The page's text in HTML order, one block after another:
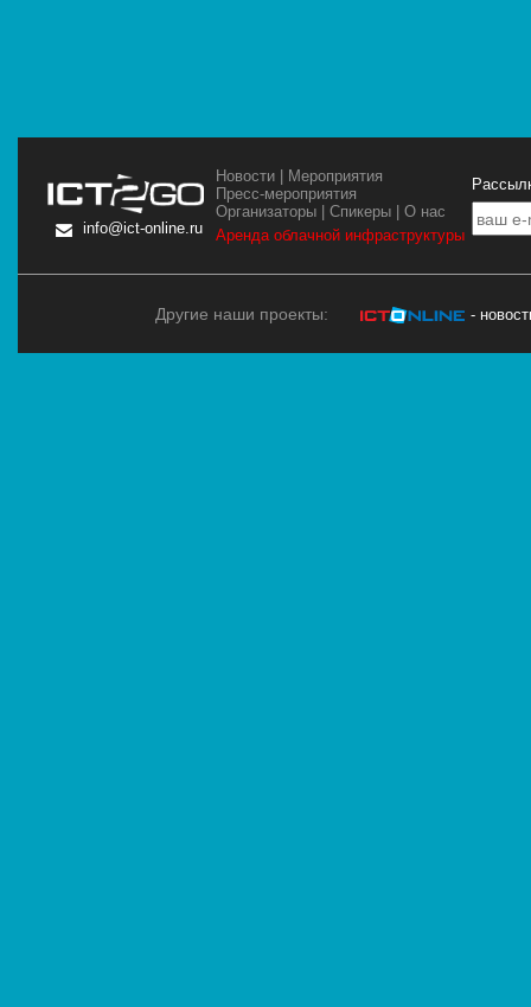
info@ict-online.ru
Новости
Мероприятия
Пресс-мероприятия
Организаторы |Спикеры |О нас
Аренда облачной инфраструктуры
Другие наши проекты: -